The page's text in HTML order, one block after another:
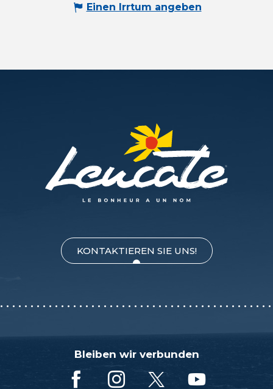
Einen Irrtum angeben
KONTAKTIEREN SIE UNS!
Bleiben wir verbunden